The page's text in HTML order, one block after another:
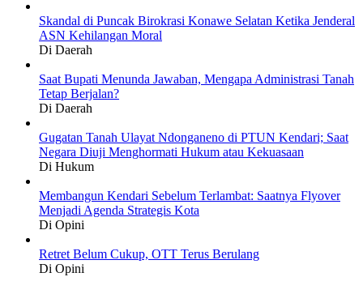
Skandal di Puncak Birokrasi Konawe Selatan Ketika Jenderal
ASN Kehilangan Moral
Di Daerah
Saat Bupati Menunda Jawaban, Mengapa Administrasi Tanah
Tetap Berjalan?
Di Daerah
Gugatan Tanah Ulayat Ndonganeno di PTUN Kendari; Saat
Negara Diuji Menghormati Hukum atau Kekuasaan
Di Hukum
Membangun Kendari Sebelum Terlambat: Saatnya Flyover
Menjadi Agenda Strategis Kota
Di Opini
Retret Belum Cukup, OTT Terus Berulang
Di Opini